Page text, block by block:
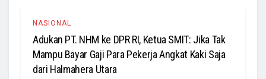
NASIONAL
Adukan PT. NHM ke DPR RI, Ketua SMIT: Jika Tak
Mampu Bayar Gaji Para Pekerja Angkat Kaki Saja
dari Halmahera Utara